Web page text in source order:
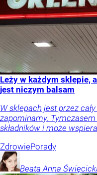
Leży w każdym sklepie,
jest niczym balsam
W sklepach jest przez
zapominamy.
składników i może
ZdrowiePorady
Beata Anna